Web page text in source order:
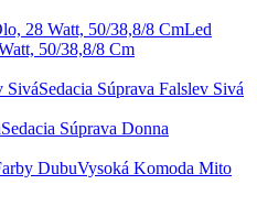
Led
50/38,8/8 Cm
Sedacia Súprava Falslev Sivá
Sedacia Súprava Donna
Vysoká Komoda Mito